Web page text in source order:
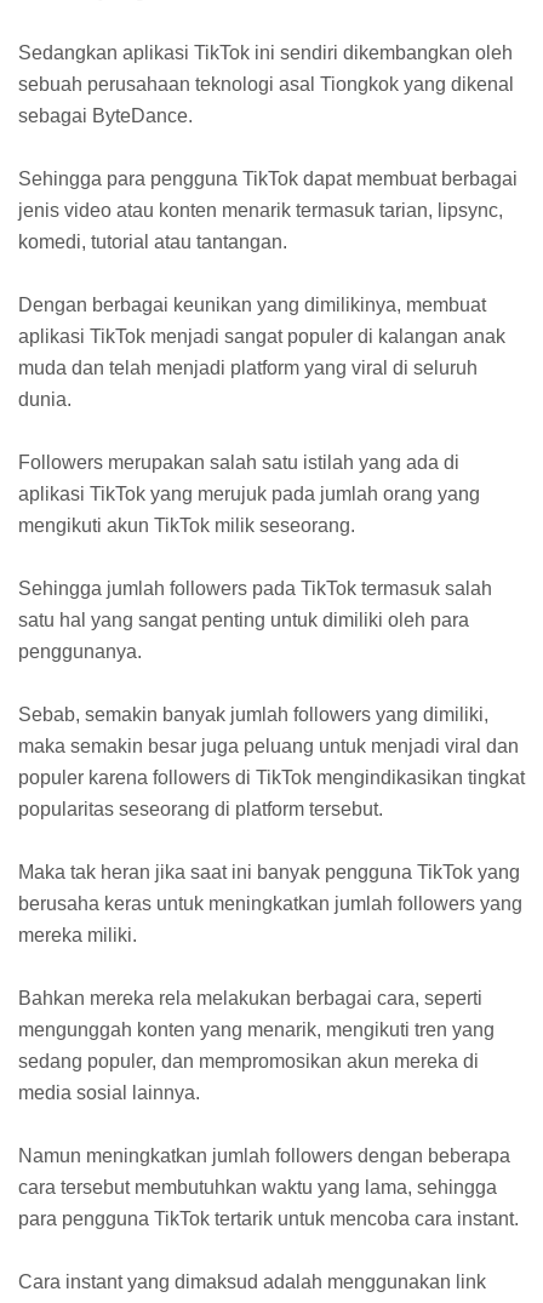
Sedangkan aplikasi TikTok ini sendiri dikembangkan oleh
sebuah perusahaan teknologi asal Tiongkok yang dikenal
sebagai ByteDance.
Sehingga para pengguna TikTok dapat membuat berbagai
jenis video atau konten menarik termasuk tarian, lipsync,
komedi, tutorial atau tantangan.
Dengan berbagai keunikan yang dimilikinya, membuat
aplikasi TikTok menjadi sangat populer di kalangan anak
muda dan telah menjadi platform yang viral di seluruh
dunia.
Followers merupakan salah satu istilah yang ada di
aplikasi TikTok yang merujuk pada jumlah orang yang
mengikuti akun TikTok milik seseorang.
Sehingga jumlah followers pada TikTok termasuk salah
satu hal yang sangat penting untuk dimiliki oleh para
penggunanya.
Sebab, semakin banyak jumlah followers yang dimiliki,
maka semakin besar juga peluang untuk menjadi viral dan
populer karena followers di TikTok mengindikasikan tingkat
popularitas seseorang di platform tersebut.
Maka tak heran jika saat ini banyak pengguna TikTok yang
berusaha keras untuk meningkatkan jumlah followers yang
mereka miliki.
Bahkan mereka rela melakukan berbagai cara, seperti
mengunggah konten yang menarik, mengikuti tren yang
sedang populer, dan mempromosikan akun mereka di
media sosial lainnya.
Namun meningkatkan jumlah followers dengan beberapa
cara tersebut membutuhkan waktu yang lama, sehingga
para pengguna TikTok tertarik untuk mencoba cara instant.
Cara instant yang dimaksud adalah menggunakan link